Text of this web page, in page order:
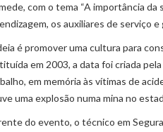
com o tema “A importância
os auxiliares de serviço
é promover uma cultura para
em 2003, a data foi criada
em memória às vítimas de
uma explosão numa mina no
do evento, o técnico em